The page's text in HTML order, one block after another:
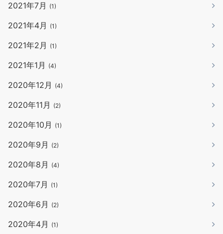
2021年7月 (1)
2021年4月 (1)
2021年2月 (1)
2021年1月 (4)
2020年12月 (4)
2020年11月 (2)
2020年10月 (1)
2020年9月 (2)
2020年8月 (4)
2020年7月 (1)
2020年6月 (2)
2020年4月 (1)